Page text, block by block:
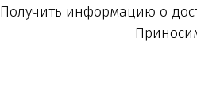
Получить информацию о